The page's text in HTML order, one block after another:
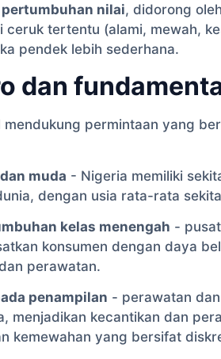
pertumbuhan nilai, didorong
tertentu (alami, mewah,
pendek lebih sederhana.
dan
permintaan yang
muda - Nigeria memiliki
dengan usia rata-rata
kelas menengah -
konsumen dengan daya
perawatan.
penampilan - perawatan
menjadikan kecantikan dan
kemewahan yang bersifat